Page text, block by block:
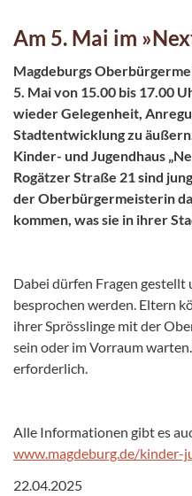
Am 5. Mai im
Magdeburgs
5. Mai von 15.00 bis 17.00
wieder Gelegenheit,
Stadtentwicklung zu
Kinder- und Jugendhaus
Rogätzer Straße 21 sind
der Oberbürgermeisterin
kommen, was sie in ihrer
Dabei dürfen Fragen gestellt
besprochen werden. Eltern
ihrer Sprösslinge mit der
sein oder im Vorraum
erforderlich.
Alle Informationen gibt es
www.magdeburg.de/kinder-
22.04.2025